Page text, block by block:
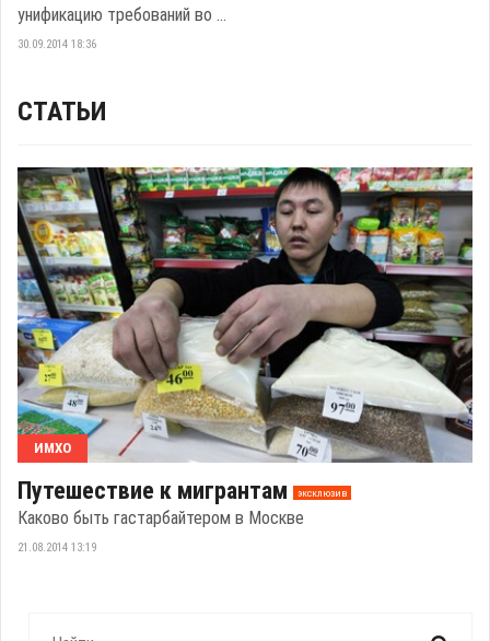
унификацию требований во ...
30.09.2014 18:36
СТАТЬИ
ИМХО
Путешествие к мигрантам эксклюзив
Каково быть гастарбайтером в Москве
21.08.2014 13:19